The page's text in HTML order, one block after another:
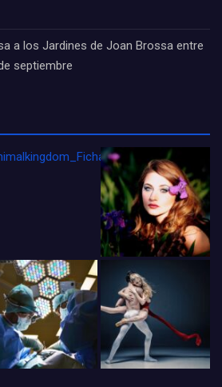
a los Jardines de Joan Brossa entre
septiembre